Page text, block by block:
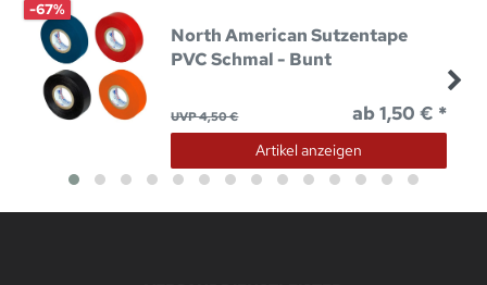
-67%
North American Sutzentape
PVC Schmal - Bunt
UVP 4,50 € ab 1,50 € *
Artikel anzeigen